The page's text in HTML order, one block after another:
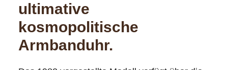
ultimative
kosmopolitische
Armbanduhr.